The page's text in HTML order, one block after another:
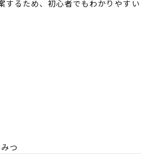
するため、初心者でもわかりやすい
つ